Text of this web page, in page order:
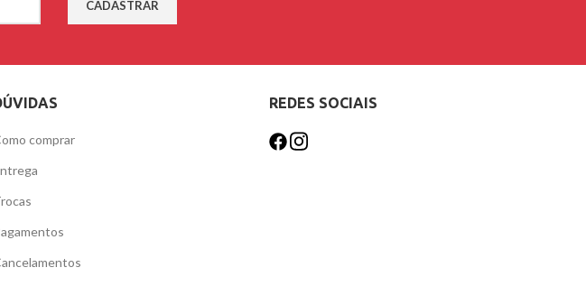
comprar
REDES SOCIAIS